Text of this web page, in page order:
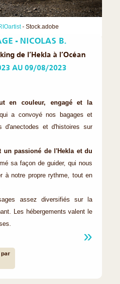
- Stock.adobe
- NICOLAS B.
de l’Hekla à l’Océan
AU 09/08/2023
en couleur, engagé et la
a convoyé nos bagages et
d'anectodes et d'histoires sur
un passioné de l'Hekla et du
sa façon de guider, qui nous
à notre propre rythme, tout en
assez diversifiés sur la
Les hébergements valent le
par